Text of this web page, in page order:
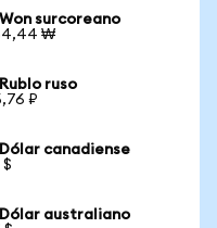
surcoreano
₩
ruso
₽
canadiense
$
australiano